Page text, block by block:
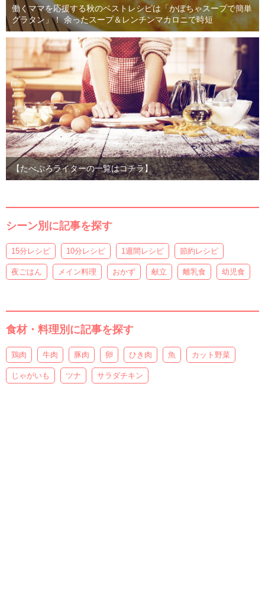
働くママを応援する秋のベストレシピは「かぼちゃスープで簡単
グラタン」！ 余ったスープ＆レンチンマカロニで時短
【たべぷろライターの一覧はコチラ】
シーン別に記事を探す
15分レシピ 10分レシピ 1週間レシピ 節約レシピ
夜ごはん メイン料理 おかず 献立 離乳食 幼児食
食材・料理別に記事を探す
鶏肉 牛肉 豚肉 卵 ひき肉 魚 カット野菜
じゃがいも ツナ サラダチキン